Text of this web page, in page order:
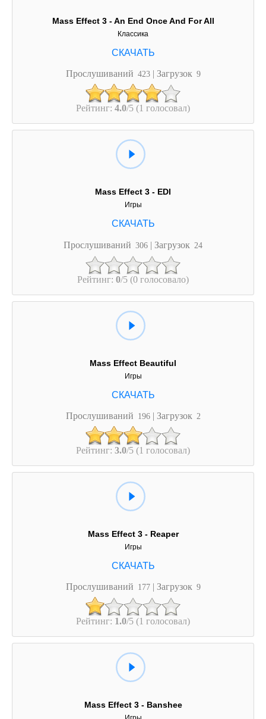
Mass Effect 3 - An End Once And For All
Классика
Прослушиваний 423 | Загрузок 9
Рейтинг: 4.0/5 (1 голосовал)
Mass Effect 3 - EDI
Игры
Прослушиваний 306 | Загрузок 24
Рейтинг: 0/5 (0 голосовало)
Mass Effect Beautiful
Игры
Прослушиваний 196 | Загрузок 2
Рейтинг: 3.0/5 (1 голосовал)
Mass Effect 3 - Reaper
Игры
Прослушиваний 177 | Загрузок 9
Рейтинг: 1.0/5 (1 голосовал)
Mass Effect 3 - Banshee